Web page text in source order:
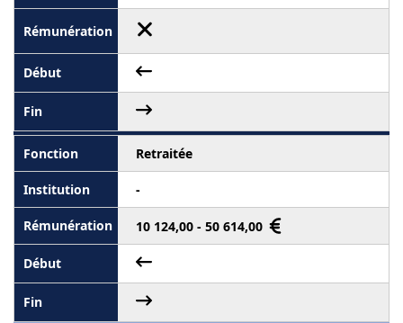
Retraitée
-
10 124,00 - 50 614,00